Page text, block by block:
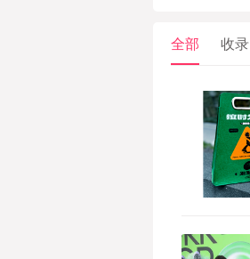
全部 收录